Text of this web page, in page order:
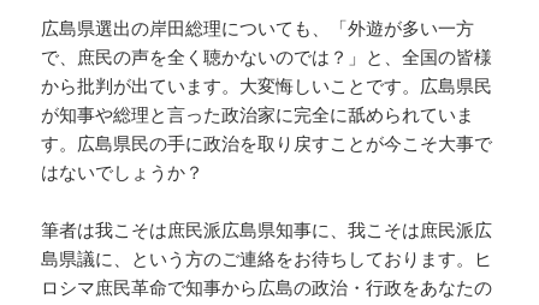
広島県選出の岸田総理についても、「外遊が多い一方
で、庶民の声を全く聴かないのでは？」と、全国の皆様
から批判が出ています。大変悔しいことです。広島県民
が知事や総理と言った政治家に完全に舐められていま
す。広島県民の手に政治を取り戻すことが今こそ大事で
はないでしょうか？
筆者は我こそは庶民派広島県知事に、我こそは庶民派広
島県議に、という方のご連絡をお待ちしております。ヒ
ロシマ庶民革命で知事から広島の政治・行政をあなたの